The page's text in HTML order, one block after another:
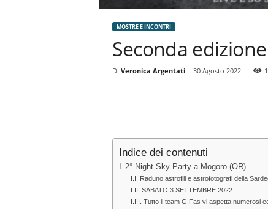
MOSTRE E INCONTRI
Seconda
Di Veronica Argentati- 30 Agosto 2022
Indice dei contenuti
2° Night Sky Party a Mogoro (OR)
Raduno astrofili e astrofotografi della
SABATO 3 SETTEMBRE 2022
Tutto il team G.Fas vi aspetta numerosi